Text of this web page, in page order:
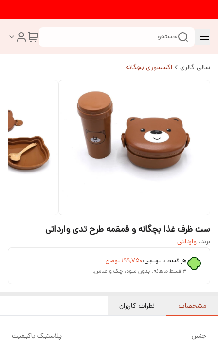
جستجو
سالی گالری اکسسوری بچگانه
ست ظرف غذا بچگانه و قمقمه طرح تدی وارداتی
برند: وارداتی
هر قسط با ترب‌پی:۱۹۹٬۷۵۰ تومان
۴ قسط ماهانه. بدون سود، چک و ضامن.
مشخصات نظرات کاربران
جنس پلاستیک باکیفیت